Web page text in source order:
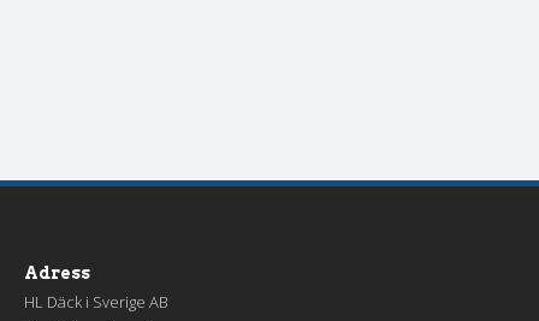
Adress
HL Däck i Sverige AB